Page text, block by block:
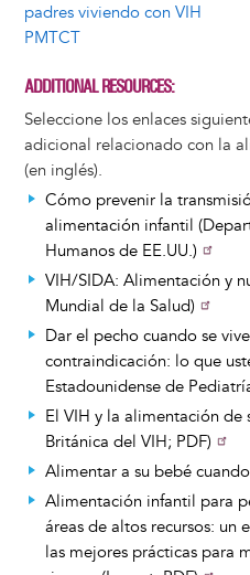
padres viviendo con VIH
PMTCT
ADDITIONAL RESOURCES
Seleccione los enlaces
adicional relacionado con la
(en inglés).
Cómo prevenir la
alimentación infantil
Humanos de EE.UU.)
VIH/SIDA: Alimentación y
Mundial de la Salud)
Dar el pecho cuando se
contraindicación: lo que
Estadounidense de
El VIH y la alimentación de
Británica del VIH; PDF)
Alimentar a su bebé
Alimentación infantil para
áreas de altos recursos:
las mejores prácticas para